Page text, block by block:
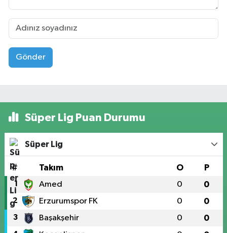
Gönder
Süper Lig Puan Durumu
Süper Lig
# Takım O P
1 Amed 0 0
2 Erzurumspor FK 0 0
3 Başakşehir 0 0